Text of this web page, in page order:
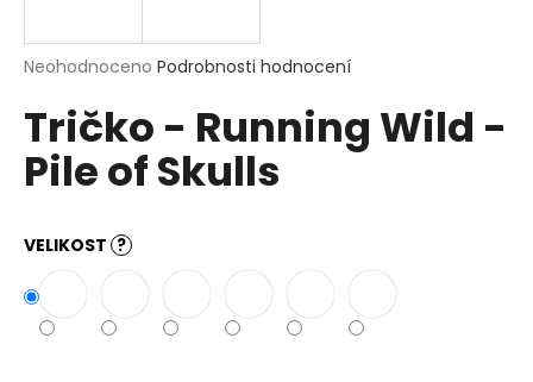
Průměrné
produktu
0,0
Neohodnoceno Podrobnosti hodnocení
Tričko - Running Wild -
Pile of Skulls
VELIKOST ?
j
t
?
HLEDAT